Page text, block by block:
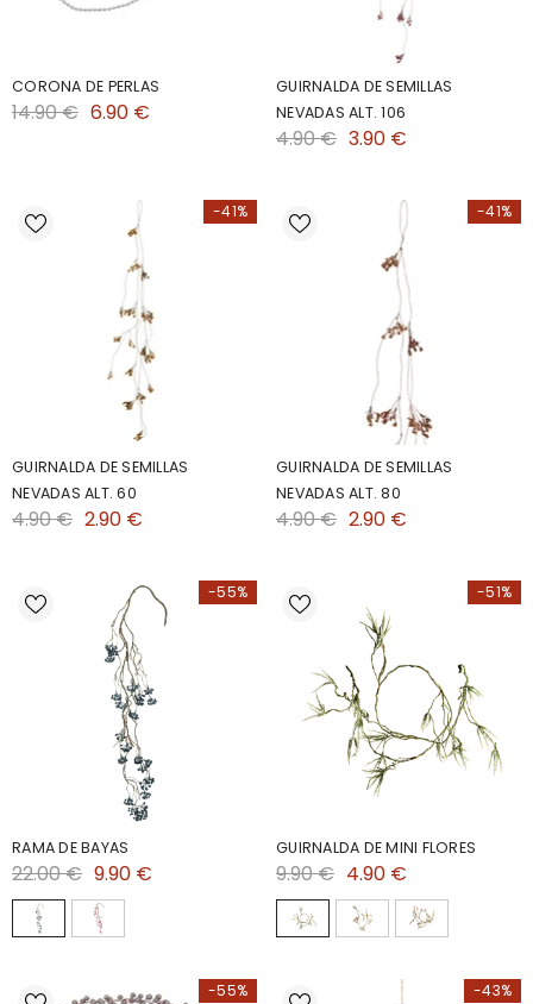
CORONA DE PERLAS
14.90 € 6.90 €
GUIRNALDA DE SEMILLAS
NEVADAS ALT. 106
4.90 € 3.90 €
-41%
GUIRNALDA DE SEMILLAS
NEVADAS ALT. 60
4.90 € 2.90 €
-41%
GUIRNALDA DE SEMILLAS
NEVADAS ALT. 80
4.90 € 2.90 €
-55%
RAMA DE BAYAS
22.00 € 9.90 €
-51%
GUIRNALDA DE MINI FLORES
9.90 € 4.90 €
-55% -43%